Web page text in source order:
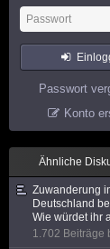
Passwort
Konto
Ähnliche
Zuwanderung
Deutschland
Wie würdet ihr
1.702 Beiträge